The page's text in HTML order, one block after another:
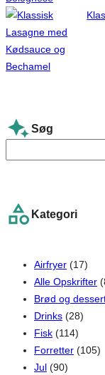
Søg
e
c
Kategori
Airfryer (17)
Alle Opskrifter
Brød og
Drinks (28)
Fisk (114)
Forretter (105)
Jul (90)